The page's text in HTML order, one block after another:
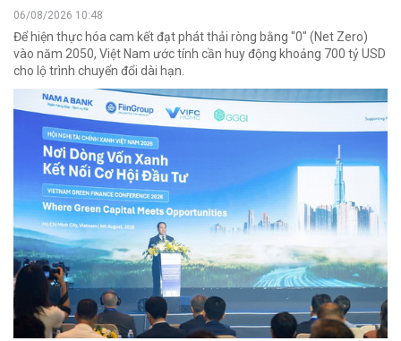
06/08/2026 10:48
Để hiện thực hóa cam kết đạt phát thải ròng bằng "0" (Net Zero)
vào năm 2050, Việt Nam ước tính cần huy động khoảng 700 tỷ USD
cho lộ trình chuyển đổi dài hạn.